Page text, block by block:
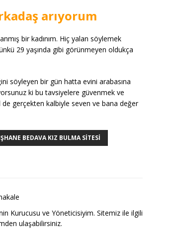
arıyorum
bir kadınım. Hiç yalan söylemek
29 yaşında gibi görünmeyen oldukça
söyleyen bir gün hatta evini arabasına
ki bu tavsiyelere güvenmek ve
gerçekten kalbiyle seven ve bana değer
BEDAVA KIZ BULMA SITESI
Kurucusu ve Yöneticisiyim. Sitemiz ile ilgili
ulaşabilirsiniz.